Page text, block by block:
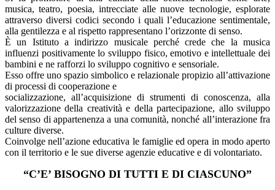
musica, teatro, poesia, intrecciate alle nuove tecnologie, esplorate
attraverso diversi codici secondo i quali l’educazione sentimentale,
alla gentilezza e al rispetto rappresentano l’orizzonte di senso.
È un Istituto a indirizzo musicale perché crede che la musica
influenzi positivamente lo sviluppo fisico, emotivo e intellettuale dei
bambini e ne rafforzi lo sviluppo cognitivo e sensoriale.
Esso offre uno spazio simbolico e relazionale propizio all’attivazione
di processi di cooperazione e
socializzazione, all’acquisizione di strumenti di conoscenza, alla
valorizzazione della creatività e della partecipazione, allo sviluppo
del senso di appartenenza a una comunità, nonché all’interazione fra
culture diverse.
Coinvolge nell’azione educativa le famiglie ed opera in modo aperto
con il territorio e le sue diverse agenzie educative e di volontariato.
“C’E’ BISOGNO DI TUTTI E DI CIASCUNO”